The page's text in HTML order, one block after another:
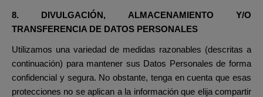
8. DIVULGACIÓN, ALMACENAMIENTO Y/O
TRANSFERENCIA DE DATOS PERSONALES
Utilizamos una variedad de medidas razonables (descritas a
continuación) para mantener sus Datos Personales de forma
confidencial y segura. No obstante, tenga en cuenta que esas
protecciones no se aplican a la información que elija compartir